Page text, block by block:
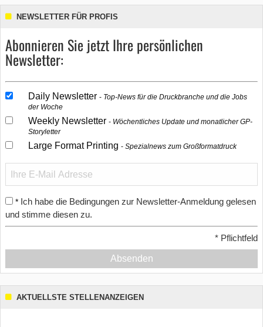
NEWSLETTER FÜR PROFIS
Abonnieren Sie jetzt Ihre persönlichen
Newsletter:
Daily Newsletter
Top-News für die Druckbranche und die Jobs
der Woche
Weekly Newsletter
Wöchentliches Update und monatlicher GP-
Storyletter
Large Format Printing Spezialnews zum Großformatdruck
* Ich habe die Bedingungen zur Newsletter-Anmeldung gelesen
und stimme diesen zu.
* Pflichtfeld
Absenden
AKTUELLSTE STELLENANZEIGEN